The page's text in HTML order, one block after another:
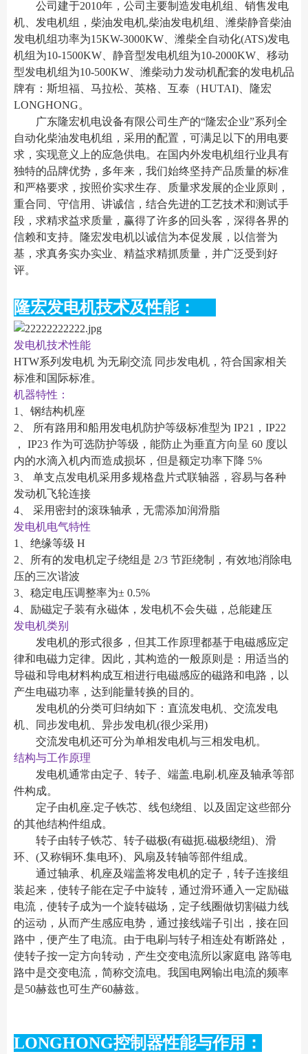
公司建于2010年，公司主要制造发电机组、销售发电
机、发电机组，柴油发电机,柴油发电机组、潍柴静音柴油
发电机组功率为15KW-3000KW、潍柴全自动化(ATS)发电
机组为10-1500KW、静音型发电机组为10-2000KW、移动
型发电机组为10-500KW、潍柴动力发动机配套的发电机品
牌有：斯坦福、马拉松、英格、互泰（HUTAI)、隆宏
LONGHONG。
广东隆宏机电设备有限公司生产的“隆宏企业”系列全
自动化柴油发电机组，采用的配置，可满足以下的用电要
求，实现意义上的应急供电。在国内外发电机组行业具有
独特的品牌优势，多年来，我们始终坚持产品质量的标准
和严格要求，按照价实求生存、质量求发展的企业原则，
重合同、守信用、讲诚信，结合先进的工艺技术和测试手
段，求精求益求质量，赢得了许多的回头客，深得各界的
信赖和支持。隆宏发电机以诚信为本促发展，以信誉为
基，求真务实办实业、精益求精抓质量，并广泛受到好
评。
隆宏发电机技术及性能：
发电机技术性能
HTW系列发电机 为无刷交流 同步发电机，符合国家相关
标准和国际标准。
机器特性：
1、钢结构机座
2、 所有路用和船用发电机防护等级标准型为 IP21，IP22
， IP23 作为可选防护等级，能防止为垂直方向呈 60 度以
内的水滴入机内而造成损坏，但是额定功率下降 5%
3、 单支点发电机采用多规格盘片式联轴器，容易与各种
发动机飞轮连接
4、 采用密封的滚珠轴承，无需添加润滑脂
发电机电气特性
1、绝缘等级 H
2、所有的发电机定子绕组是 2/3 节距绕制，有效地消除电
压的三次谐波
3、稳定电压调整率为± 0.5%
4、励磁定子装有永磁体，发电机不会失磁，总能建压
发电机类别
发电机的形式很多，但其工作原理都基于电磁感应定
律和电磁力定律。因此，其构造的一般原则是：用适当的
导磁和导电材料构成互相进行电磁感应的磁路和电路，以
产生电磁功率，达到能量转换的目的。
发电机的分类可归纳如下：直流发电机、交流发电
机、同步发电机、异步发电机(很少采用)
交流发电机还可分为单相发电机与三相发电机。
结构与工作原理
发电机通常由定子、转子、端盖.电刷.机座及轴承等部
件构成。
定子由机座.定子铁芯、线包绕组、以及固定这些部分
的其他结构件组成。
转子由转子铁芯、转子磁极(有磁扼.磁极绕组)、滑
环、(又称铜环.集电环)、风扇及转轴等部件组成。
通过轴承、机座及端盖将发电机的定子，转子连接组
装起来，使转子能在定子中旋转，通过滑环通入一定励磁
电流，使转子成为一个旋转磁场，定子线圈做切割磁力线
的运动，从而产生感应电势，通过接线端子引出，接在回
路中，便产生了电流。由于电刷与转子相连处有断路处，
使转子按一定方向转动，产生交变电流所以家庭电 路等电
路中是交变电流，简称交流电。我国电网输出电流的频率
是50赫兹也可生产60赫兹。
LONGHONG控制器性能与作用：